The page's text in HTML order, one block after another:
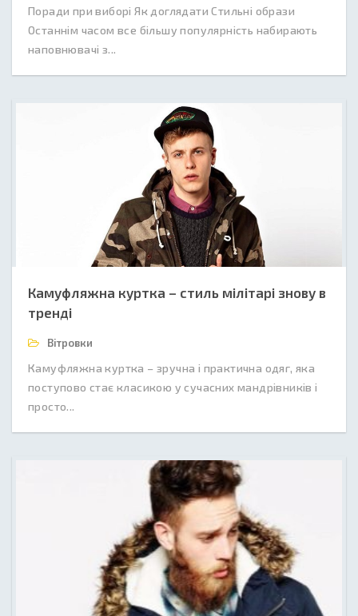
Поради при виборі Як доглядати Стильні образи
Останнім часом все більшу популярність набирають
наповнювачі з...
Камуфляжна куртка – стиль мілітарі знову в
тренді
Вітровки
Камуфляжна куртка – зручна і практична одяг, яка
поступово стає класикою у сучасних мандрівників і
просто...